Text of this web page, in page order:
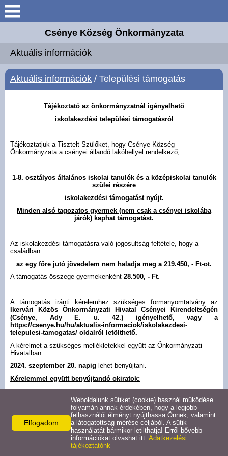
Keresés
Elérhetőségek
Közös Hivatal
Intézmények
Széchenyi 2020 Európai
Magyar Falu Program
Hirdetmények
Koronavírus
Civil szervezetek
Közművelődés
Turizmus
Látnivalók
Csénye Község Önkormányzata
Aktuális információk
Aktuális információk / Települési támogatás
Tájékoztató az önkormányzatnál igényelhető
iskolakezdési települési támogatásról
Tájékoztatjuk a Tisztelt Szülőket, hogy Csénye Község
Önkormányzata a csényei állandó lakóhellyel rendelkező,
1-8. osztályos általános iskolai tanulók és a középiskolai tanulók
szülei részére
iskolakezdési támogatást nyújt.
Minden alsó tagozatos gyermek (nem csak a csényei iskolába
járók) kaphat támogatást.
Az iskolakezdési támogatásra való jogosultság feltétele, hogy a
családban
az egy főre jutó jövedelem nem haladja meg a 219.450, - Ft-ot.
A támogatás összege gyermekenként 28.500, - Ft.
A támogatás iránti kérelemhez szükséges formanyomtatvány az
Ikervári Közös Önkormányzati Hivatal Csényei Kirendeltségén
(Csénye, Ady E. u. 42.) igényelhető, vagy a
https://csenye.hu/hu/aktualis-informaciok/iskolakezdesi-
telepulesi-tamogatas/ oldalról letölthető.
A kérelmet a szükséges mellékletekkel együtt az Önkormányzati
Hivatalban
2024. szeptember 20. napig lehet benyújtani.
Kérelemmel együtt benyújtandó okiratok:
A kérelmezőnek és a vele egy háztartásban élő személyeknek a
kérelem benyújtását megelőző hónapbanszerzett
havi
rendszeres jövedelméről szóló igazolás (családi pótlékról
is). Nem rendszeres jövedelem esetén a kérelem benyújtását
megelőző 12 hónapban szerzett jövedelem egyhavi átlagáról
Elfogadom
Weboldalunk sütiket (cookie) használ működése
folyamán annak érdekében, hogy a legjobb
felhasználói élményt nyújthassa Önnek, valamint
a látogatottság mérése céljából. A sütik
használatát bármikor letilthatja! Erről bővebb
információkat olvashat itt: Adatkezelési
tájékoztatónk